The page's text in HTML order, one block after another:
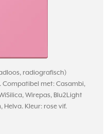
radiografisch)
Compatibel met: Casambi,
Wirepas, Blu2Light
Helva. Kleur: rose vif.